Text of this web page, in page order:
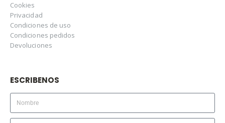
Cookies
Privacidad
Condiciones de uso
Condiciones pedidos
Devoluciones
ESCRIBENOS